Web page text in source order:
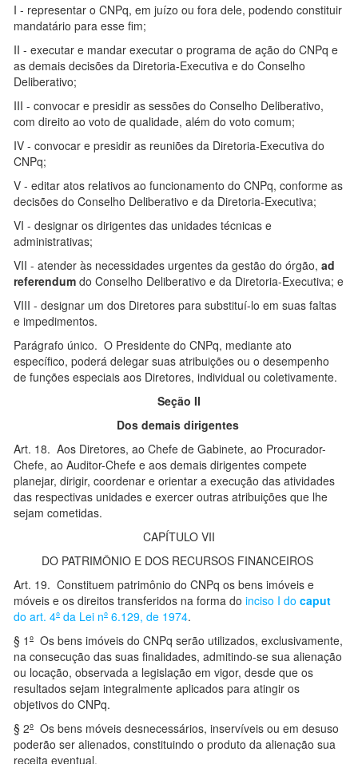
I - representar o CNPq, em juízo ou fora dele, podendo constituir
mandatário para esse fim;
II - executar e mandar executar o programa de ação do CNPq e
as demais decisões da Diretoria-Executiva e do Conselho
Deliberativo;
III - convocar e presidir as sessões do Conselho Deliberativo,
com direito ao voto de qualidade, além do voto comum;
IV - convocar e presidir as reuniões da Diretoria-Executiva do
CNPq;
V - editar atos relativos ao funcionamento do CNPq, conforme as
decisões do Conselho Deliberativo e da Diretoria-Executiva;
VI - designar os dirigentes das unidades técnicas e
administrativas;
VII - atender às necessidades urgentes da gestão do órgão, ad
referendum do Conselho Deliberativo e da Diretoria-Executiva; e
VIII - designar um dos Diretores para substituí-lo em suas faltas
e impedimentos.
Parágrafo único. O Presidente do CNPq, mediante ato
específico, poderá delegar suas atribuições ou o desempenho
de funções especiais aos Diretores, individual ou coletivamente.
Seção II
Dos demais dirigentes
Art. 18. Aos Diretores, ao Chefe de Gabinete, ao Procurador-
Chefe, ao Auditor-Chefe e aos demais dirigentes compete
planejar, dirigir, coordenar e orientar a execução das atividades
das respectivas unidades e exercer outras atribuições que lhe
sejam cometidas.
CAPÍTULO VII
DO PATRIMÔNIO E DOS RECURSOS FINANCEIROS
Art. 19. Constituem patrimônio do CNPq os bens imóveis e
móveis e os direitos transferidos na forma do inciso I do caput
do art. 4º da Lei nº 6.129, de 1974.
§ 1º Os bens imóveis do CNPq serão utilizados, exclusivamente,
na consecução das suas finalidades, admitindo-se sua alienação
ou locação, observada a legislação em vigor, desde que os
resultados sejam integralmente aplicados para atingir os
objetivos do CNPq.
§ 2º Os bens móveis desnecessários, inservíveis ou em desuso
poderão ser alienados, constituindo o produto da alienação sua
receita eventual.